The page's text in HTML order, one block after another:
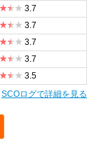
3.7
3.7
3.7
3.7
3.5
SCOログで詳細を見る